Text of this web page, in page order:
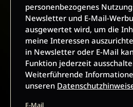
personenbezogenes
Newsletter und E-Mail-
ausgewertet wird, um die
meine Interessen
in Newsletter oder E-Mail
Funktion jederzeit
Weiterführende
unseren
E-Mail